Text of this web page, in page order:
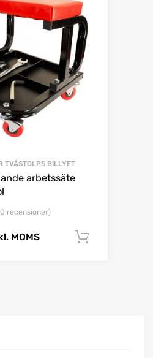
TVÅSTOLPS BILLYFT
arbetssäte
recensioner)
MOMS